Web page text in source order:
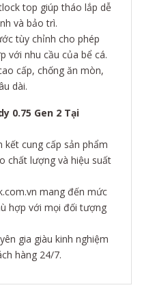
top giúp tháo lắp dễ
và bảo trì.
tùy chỉnh cho phép
với nhu cầu của bể cá.
cấp, chống ăn mòn,
dài.
0.75 Gen 2 Tại
kết cung cấp sản phẩm
chất lượng và hiệu suất
mang đến mức
hợp với mọi đối tượng
gia giàu kinh nghiệm
hàng 24/7.